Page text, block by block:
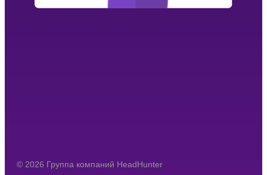
© 2026 Группа компаний HeadHunter